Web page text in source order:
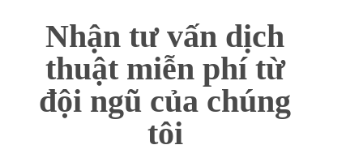
Nhận tư vấn dịch
thuật miễn phí từ
đội ngũ của chúng
tôi